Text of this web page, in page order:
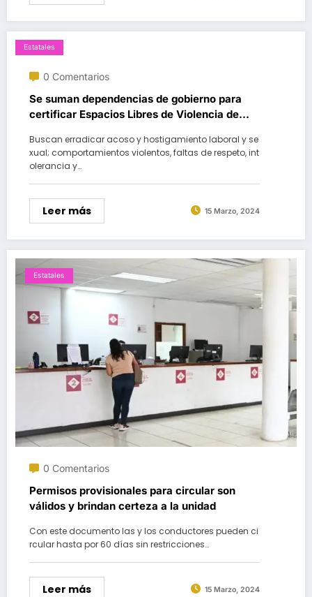
Estatales
0 Comentarios
Se suman dependencias de gobierno para
certificar Espacios Libres de Violencia de
Buscan erradicar acoso y hostigamiento laboral y se
xual; comportamientos violentos, faltas de respeto, int
olerancia y…
Leer más 15 Marzo, 2024
Estatales
0 Comentarios
Permisos provisionales para circular son
válidos y brindan certeza a la unidad
Con este documento las y los conductores pueden ci
rcular hasta por 60 días sin restricciones…
Leer más 15 Marzo, 2024